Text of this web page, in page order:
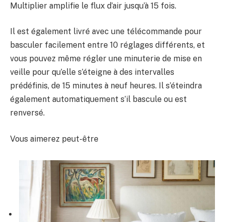
Multiplier amplifie le flux d’air jusqu’à 15 fois.
Il est également livré avec une télécommande pour
basculer facilement entre 10 réglages différents, et
vous pouvez même régler une minuterie de mise en
veille pour qu’elle s’éteigne à des intervalles
prédéfinis, de 15 minutes à neuf heures. Il s’éteindra
également automatiquement s’il bascule ou est
renversé.
Vous aimerez peut-être